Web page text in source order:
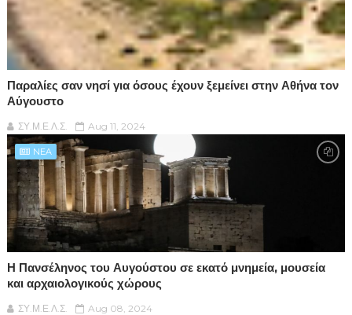
Παραλίες σαν νησί για όσους έχουν ξεμείνει στην Αθήνα τον
Αύγουστο
ΣΥ.Μ.Ε.Λ.Σ. Aug 11, 2024
NEA
Η Πανσέληνος του Αυγούστου σε εκατό μνημεία, μουσεία
και αρχαιολογικούς χώρους
ΣΥ.Μ.Ε.Λ.Σ. Aug 08, 2024